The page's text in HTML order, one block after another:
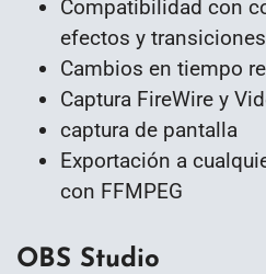
Compatibilidad con
efectos y transiciones
Cambios en tiempo
Captura FireWire y
captura de pantalla
Exportación a
con FFMPEG
OBS Studio